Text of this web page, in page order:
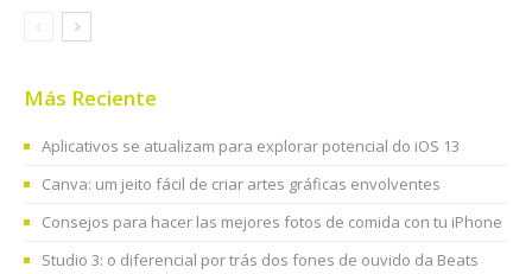
Más Reciente
Aplicativos se atualizam para explorar potencial do iOS 13
Canva: um jeito fácil de criar artes gráficas envolventes
Consejos para hacer las mejores fotos de comida con tu iPhone
Studio 3: o diferencial por trás dos fones de ouvido da Beats